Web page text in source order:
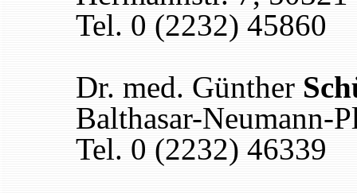
Tel. 0 (2232) 45860
Dr. med. Günther
Balthasar-Neumann-
Tel. 0 (2232) 46339